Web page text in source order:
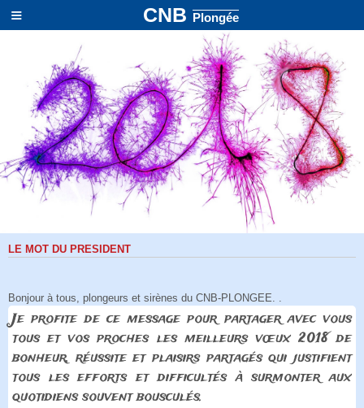
≡ CNBPlongée
LE MOT DU PRESIDENT
Bonjour à tous, plongeurs et sirènes du CNB-PLONGEE. .
Je profite de ce message pour partager avec vous
tous et vos proches les meilleurs vœux 2018 de
bonheur, réussite et plaisirs partagés qui justifient
tous les efforts et difficultés à surmonter aux
quotidiens souvent bousculés.